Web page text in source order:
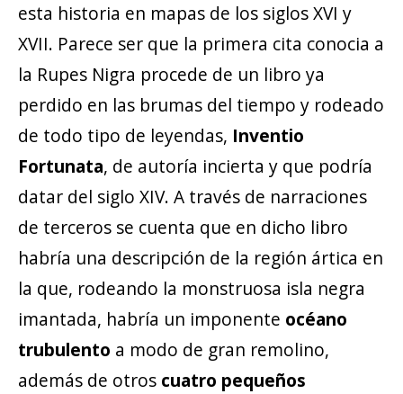
esta historia en mapas de los siglos XVI y
XVII. Parece ser que la primera cita conocia a
la Rupes Nigra procede de un libro ya
perdido en las brumas del tiempo y rodeado
de todo tipo de leyendas, Inventio
Fortunata, de autoría incierta y que podría
datar del siglo XIV. A través de narraciones
de terceros se cuenta que en dicho libro
habría una descripción de la región ártica en
la que, rodeando la monstruosa isla negra
imantada, habría un imponente océano
trubulento a modo de gran remolino,
además de otros cuatro pequeños